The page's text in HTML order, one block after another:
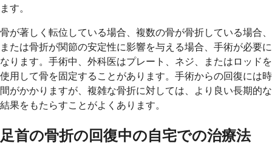
ます。
骨が著しく転位している場合、複数の骨が骨折している場合、
または骨折が関節の安定性に影響を与える場合、手術が必要に
なります。手術中、外科医はプレート、ネジ、またはロッドを
使用して骨を固定することがあります。手術からの回復には時
間がかかりますが、複雑な骨折に対しては、より良い長期的な
結果をもたらすことがよくあります。
足首の骨折の回復中の自宅での治療法